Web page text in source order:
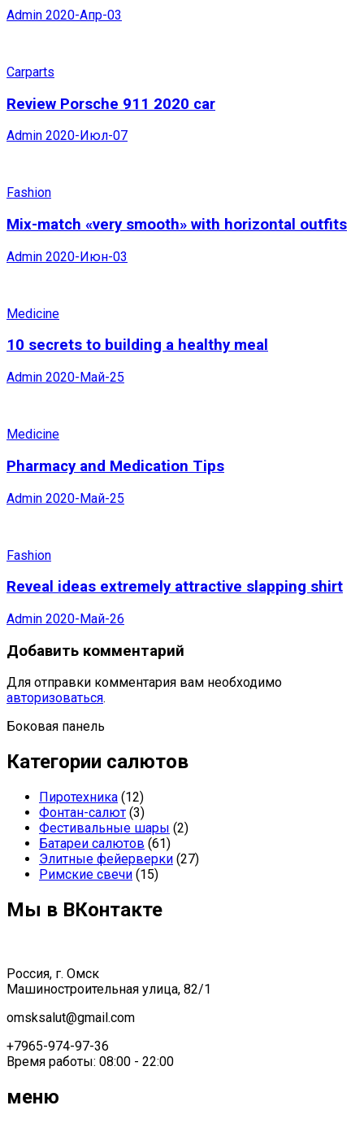
Admin 2020-Апр-03
Carparts
Review Porsche 911 2020 car
Admin 2020-Июл-07
Fashion
Mix-match «very smooth» with horizontal outfits
Admin 2020-Июн-03
Medicine
10 secrets to building a healthy meal
Admin 2020-Май-25
Medicine
Pharmacy and Medication Tips
Admin 2020-Май-25
Fashion
Reveal ideas extremely attractive slapping shirt
Admin 2020-Май-26
Добавить комментарий
Для отправки комментария вам необходимо
авторизоваться.
Боковая панель
Категории салютов
Пиротехника (12)
Фонтан-салют (3)
Фестивальные шары (2)
Батареи салютов (61)
Элитные фейерверки (27)
Римские свечи (15)
Мы в ВКонтакте
Россия, г. Омск
Машиностроительная улица, 82/1
omsksalut@gmail.com
+7965-974-97-36
Время работы: 08:00 - 22:00
меню